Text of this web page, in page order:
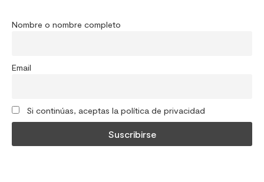
Nombre o nombre completo
Email
Si continúas, aceptas la política de privacidad